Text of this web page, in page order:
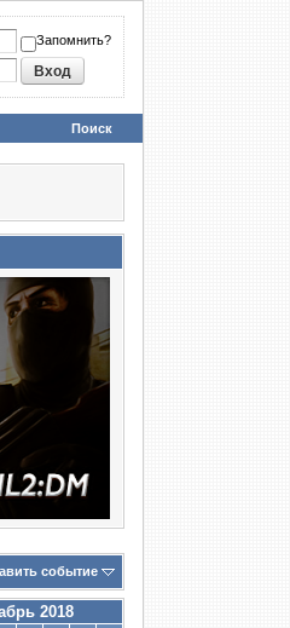
Запомнить?
Поиск
событие
2018